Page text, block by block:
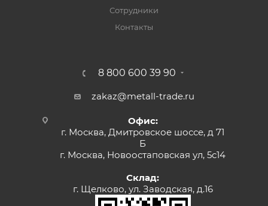
Сотрудники
Контакты
8 800 600 39 90
zakaz@metall-trade.ru
Офис:
г. Москва, Дмитровское шоссе, д 71
Б
г. Москва, Новоостаповская ул, 5с14
Склад:
г. Щелково, ул. Заводская, д.16